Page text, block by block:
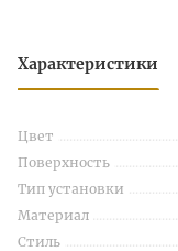
Характеристики
Цвет
Поверхность
Тип установки
Материал
Стиль